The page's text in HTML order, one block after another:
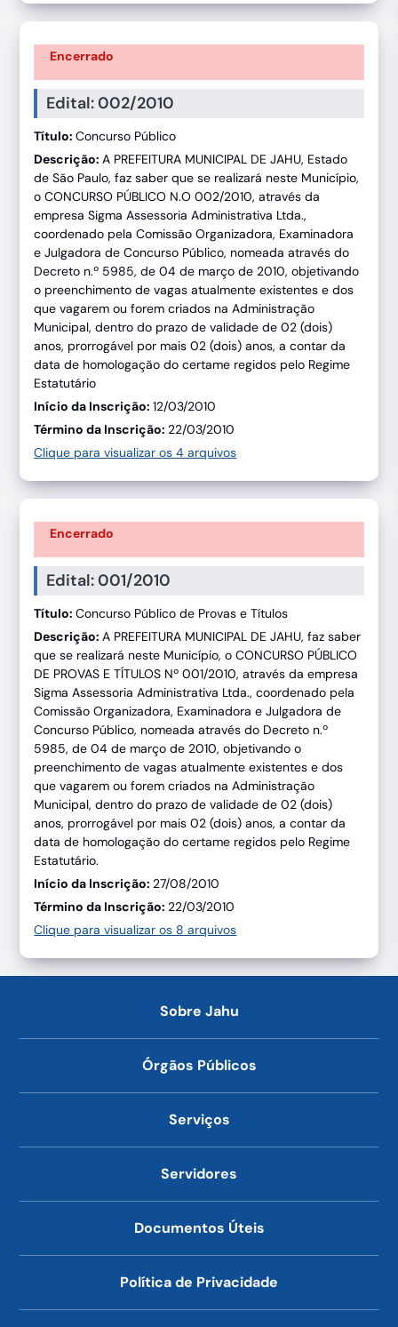
Encerrado
Edital: 002/2010
Título:Concurso Público
Descrição:A PREFEITURA MUNICIPAL DE JAHU, Estado
de São Paulo, faz saber que se realizará neste Município,
o CONCURSO PÚBLICO N.O 002/2010, através da
empresa Sigma Assessoria Administrativa Ltda.,
coordenado pela Comissão Organizadora, Examinadora
e Julgadora de Concurso Público, nomeada através do
Decreto n.º 5985, de 04 de março de 2010, objetivando
o preenchimento de vagas atualmente existentes e dos
que vagarem ou forem criados na Administração
Municipal, dentro do prazo de validade de 02 (dois)
anos, prorrogável por mais 02 (dois) anos, a contar da
data de homologação do certame regidos pelo Regime
Estatutário
Início da Inscrição:12/03/2010
Término da Inscrição:22/03/2010
Clique para visualizar os 4 arquivos
Encerrado
Edital: 001/2010
Título:Concurso Público de Provas e Títulos
Descrição:A PREFEITURA MUNICIPAL DE JAHU, faz saber
que se realizará neste Município, o CONCURSO PÚBLICO
DE PROVAS E TÍTULOS Nº 001/2010, através da empresa
Sigma Assessoria Administrativa Ltda., coordenado pela
Comissão Organizadora, Examinadora e Julgadora de
Concurso Público, nomeada através do Decreto n.º
5985, de 04 de março de 2010, objetivando o
preenchimento de vagas atualmente existentes e dos
que vagarem ou forem criados na Administração
Municipal, dentro do prazo de validade de 02 (dois)
anos, prorrogável por mais 02 (dois) anos, a contar da
data de homologação do certame regidos pelo Regime
Estatutário.
Início da Inscrição:27/08/2010
Término da Inscrição:22/03/2010
Clique para visualizar os 8 arquivos
Sobre Jahu
Órgãos Públicos
Serviços
Servidores
Documentos Úteis
Política de Privacidade